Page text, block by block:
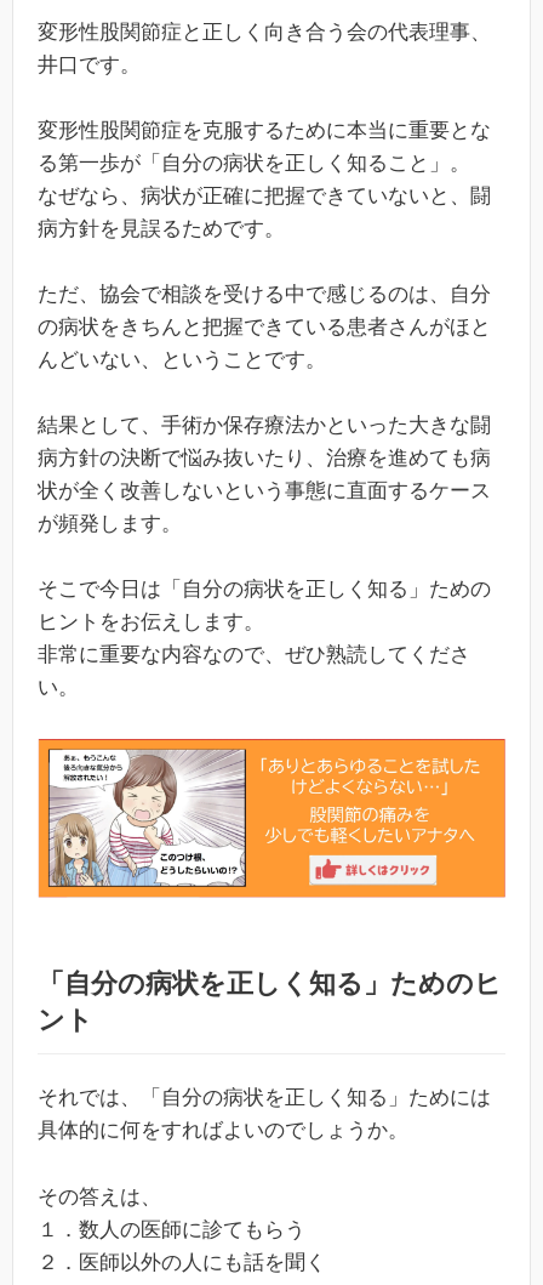
変形性股関節症と正しく向き合う会の代表理事、
井口です。
変形性股関節症を克服するために本当に重要とな
る第一歩が「自分の病状を正しく知ること」。
なぜなら、病状が正確に把握できていないと、闘
病方針を見誤るためです。
ただ、協会で相談を受ける中で感じるのは、自分
の病状をきちんと把握できている患者さんがほと
んどいない、ということです。
結果として、手術か保存療法かといった大きな闘
病方針の決断で悩み抜いたり、治療を進めても病
状が全く改善しないという事態に直面するケース
が頻発します。
そこで今日は「自分の病状を正しく知る」ための
ヒントをお伝えします。
非常に重要な内容なので、ぜひ熟読してくださ
い。
「自分の病状を正しく知る」ためのヒ
ント
それでは、「自分の病状を正しく知る」ためには
具体的に何をすればよいのでしょうか。
その答えは、
１．数人の医師に診てもらう
２．医師以外の人にも話を聞く